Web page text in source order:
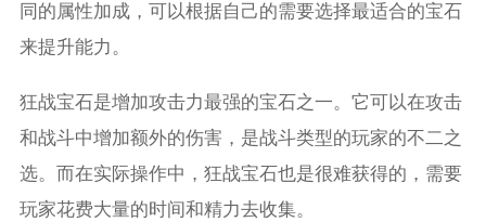
同的属性加成，可以根据自己的需要选择最适合的宝石
来提升能力。
狂战宝石是增加攻击力最强的宝石之一。它可以在攻击
和战斗中增加额外的伤害，是战斗类型的玩家的不二之
选。而在实际操作中，狂战宝石也是很难获得的，需要
玩家花费大量的时间和精力去收集。